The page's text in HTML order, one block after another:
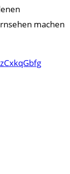
machen